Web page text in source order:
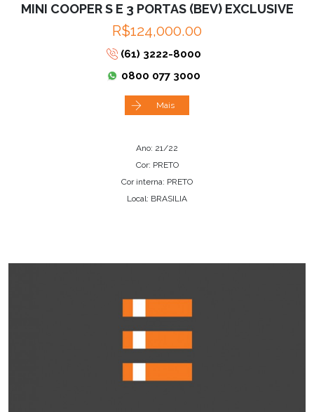
MINI COOPER S E 3 PORTAS (BEV) EXCLUSIVE
R$124,000.00
(61) 3222-8000
0800 077 3000
Mais
Ano: 21/22
Cor: PRETO
Cor interna: PRETO
Local: BRASILIA